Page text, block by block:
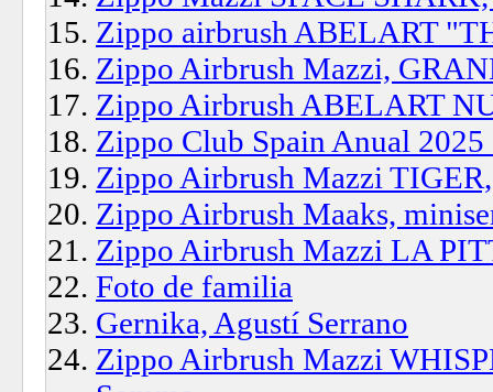
Zippo airbrush ABELART
Zippo Airbrush Mazzi,
Zippo Airbrush ABELART
Zippo Club Spain Anual
Zippo Airbrush Mazzi
Zippo Airbrush Maaks,
Zippo Airbrush Mazzi LA
Foto de familia
Gernika, Agustí Serrano
Zippo Airbrush Mazzi